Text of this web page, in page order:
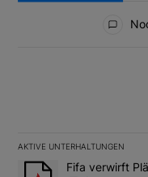
AKTIVE UNTERHALTUNGEN
Das Folgende ist eine
Ein Trendartikel mit
Fifa verwirft